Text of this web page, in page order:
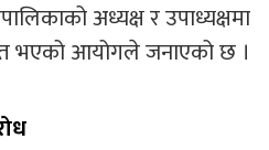
अध्यक्ष र उपाध्यक्षमा
भएको आयोगले जनाएको छ ।